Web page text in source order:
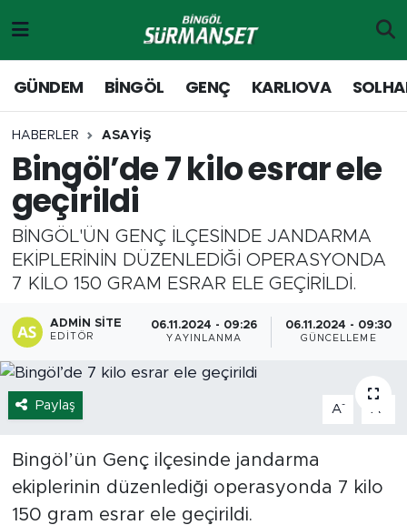
GÜNDEM BİNGÖL GENÇ KARLIOVA
HABERLER ASAYİŞ
Bingöl’de 7 kilo esrar ele
geçirildi
BİNGÖL'ÜN GENÇ İLÇESİNDE JANDARMA
EKİPLERİNİN DÜZENLEDİĞİ OPERASYONDA
7 KİLO 150 GRAM ESRAR ELE GEÇİRİLDİ.
ADMIN SITE
EDITÖR
06.11.2024 - 09:26
YAYINLANMA
06.11.2024 - 09:30
GÜNCELLEME
Paylaş A- A
Bingöl’ün Genç ilçesinde jandarma
ekiplerinin düzenlediği operasyonda 7 kilo
150 gram esrar ele geçirildi.
Genç
Solhan
Karlıova
Adaklı-Kiğı
Siyaset
Yaşam
Merkez Hava Durumu
Merkez Trafik Yoğunluk Haritası
Süper Lig Puan Durumu ve Fikstür
Tüm Manşetler